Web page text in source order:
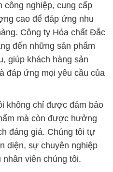
công nghiệp, cung cấp
cao để đáp ứng nhu
Công ty Hóa chất Đắc
đến những sản phẩm
giúp khách hàng sản
đáp ứng mọi yêu cầu của
không chỉ được đảm bảo
mà còn được hưởng
đáng giá. Chúng tôi tự
diện, sự chuyên nghiệp
viên chúng tôi.